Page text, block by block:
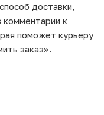
доставки,
к
поможет курьеру
заказ».